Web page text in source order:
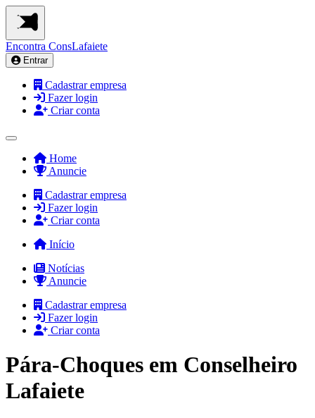
Encontra ConsLafaiete
Entrar
Cadastrar empresa
Fazer login
Criar conta
Home
Anuncie
Cadastrar empresa
Fazer login
Criar conta
Início
Notícias
Anuncie
Cadastrar empresa
Fazer login
Criar conta
Pára-Choques em Conselheiro
Lafaiete